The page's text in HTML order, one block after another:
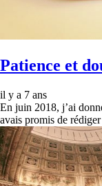
Patience et
il y a 7 ans
En juin 2018, j’ai
avais promis de